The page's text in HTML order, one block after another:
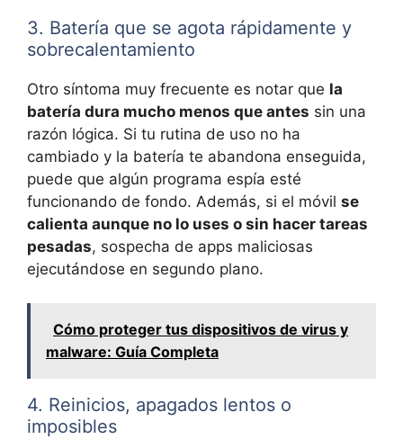
3. Batería que se agota rápidamente y
sobrecalentamiento
Otro síntoma muy frecuente es notar que la
batería dura mucho menos que antes sin una
razón lógica. Si tu rutina de uso no ha
cambiado y la batería te abandona enseguida,
puede que algún programa espía esté
funcionando de fondo. Además, si el móvil se
calienta aunque no lo uses o sin hacer tareas
pesadas, sospecha de apps maliciosas
ejecutándose en segundo plano.
Cómo proteger tus dispositivos de virus y
malware: Guía Completa
4. Reinicios, apagados lentos o
imposibles